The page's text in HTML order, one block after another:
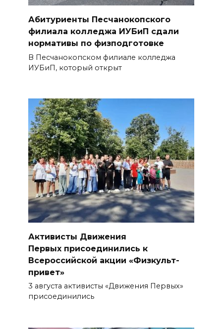
05 августа 2026 17:18
Пламя не пощадило ничего:
фото с мест ночных пожаров в
05 августа 2026 17:09
Пробка длиной в 10 км
сковала движение на М-4
«Дон» под Шахтами
05 августа 2026 17:06
Сосуды лучше, чем у
сорокалетних: врачи спасли
столетнюю ростовчанку с
синдромом
05 августа 2026 16:51
Без барьеров и границ:
программа Т2 «Выгодно
Абитуриенты Песчанокопского
филиала колледжа ИУБиП сдали
нормативы по физподготовке
В Песчанокопском филиале колледжа
ИУБиП, который открыт
Активисты Движения
Первых присоединились к
Всероссийской акции «Физкульт-
привет»
3 августа активисты «Движения Первых»
присоединились